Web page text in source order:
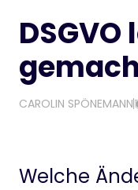
CAROLIN SPÖNEMANN
Welche